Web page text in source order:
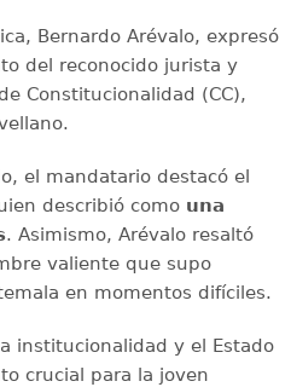
Bernardo Arévalo, expresó
del reconocido jurista y
Constitucionalidad (CC),
el mandatario destacó el
describió comouna
. Asimismo, Arévalo resaltó
valiente que supo
en momentos difíciles.
institucionalidad y el Estado
crucial para la joven